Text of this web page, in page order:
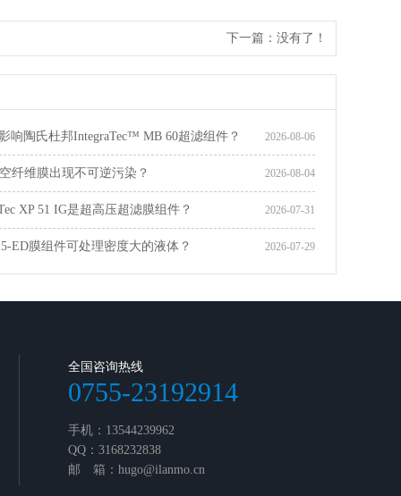
下一篇：没有了！
2026-08-06
响陶氏杜邦IntegraTec™ MB 60超滤组件？
2026-08-04
纤维膜出现不可逆污染？
2026-07-31
XP 51 IG是超高压超滤膜组件？
2026-07-29
ED膜组件可处理密度大的液体？
全国咨询热线
0755-23192914
手机：13544239962
QQ：3168232838
邮 箱：hugo@ilanmo.cn